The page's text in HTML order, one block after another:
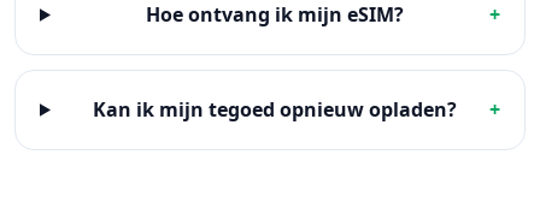
Hoe ontvang ik mijn eSIM? +
Kan ik mijn tegoed opnieuw opladen? +